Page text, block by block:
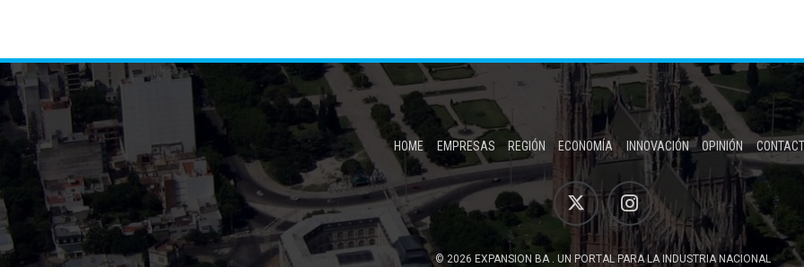
HOME EMPRESAS REGIÓN ECONOMÍA INNOVACIÓN OPINIÓN
© 2026 EXPANSION BA . UN PORTAL PARA LA INDUSTRIA NACIONAL